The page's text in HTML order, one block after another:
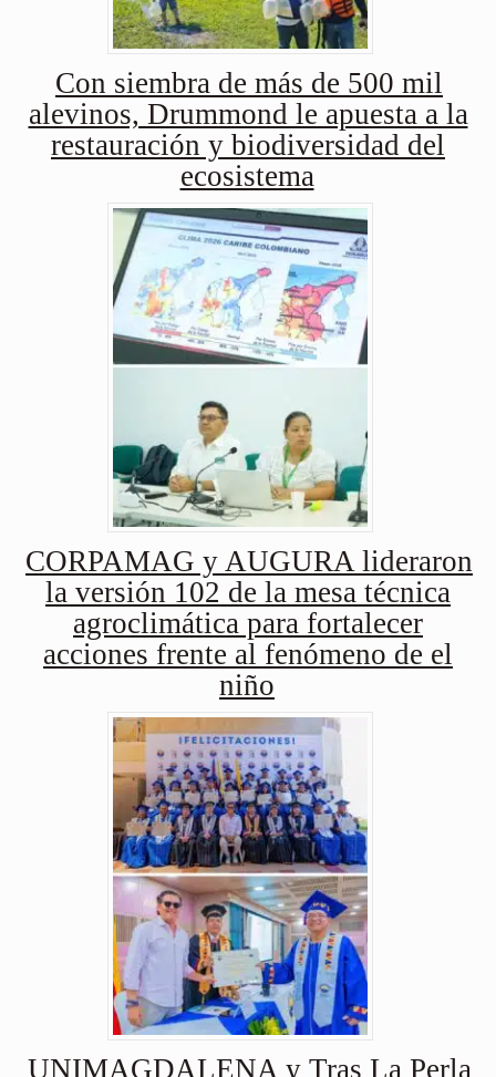
Con siembra de más de 500 mil
alevinos, Drummond le apuesta a la
restauración y biodiversidad del
ecosistema
CORPAMAG y AUGURA lideraron
la versión 102 de la mesa técnica
agroclimática para fortalecer
acciones frente al fenómeno de el
niño
UNIMAGDALENA y Tras La Perla